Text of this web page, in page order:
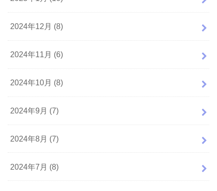
2024年12月 (8)
2024年11月 (6)
2024年10月 (8)
2024年9月 (7)
2024年8月 (7)
2024年7月 (8)